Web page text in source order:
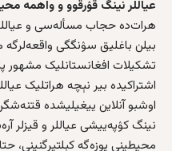
عیاللر نینگ قۉرقوو و واهمه‌
هرات‌ده حجاب مسأله‌سی و
بیلن باغلیق سۉنگگی
تشکیلات افغانستانلیک مشهور
اشتراکیده بیر نېچه‌ هراتلیک
اوشبو آنلا‌ین ییغیلیشده
نینگ کۉپه‌ییشی عیاللر و قیزلر
محیطینی یوزه‌گه کېلتیرگنینی،